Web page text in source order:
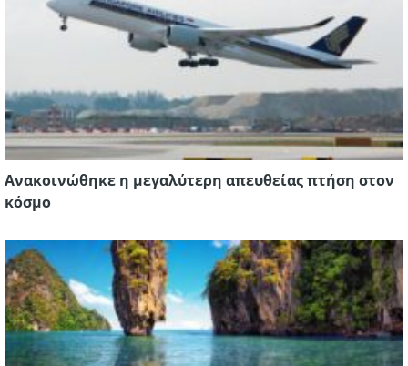
Ανακοινώθηκε η μεγαλύτερη απευθείας πτήση στον
κόσμο